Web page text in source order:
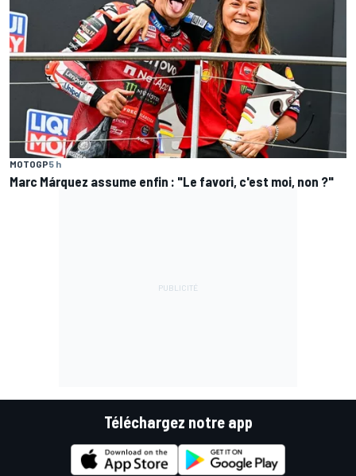
MOTOGP5 h
Marc Márquez assume enfin : "Le favori, c'est moi, non ?"
Téléchargez notre app